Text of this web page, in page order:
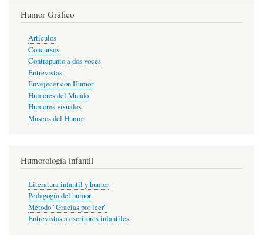
Humor Gráfico
Artículos
Concursos
Contrapunto a dos voces
Entrevistas
Envejecer con Humor
Humores del Mundo
Humores visuales
Museos del Humor
Humorología infantil
Literatura infantil y humor
Pedagogía del humor
Método "Gracias por leer"
Entrevistas a escritores infantiles